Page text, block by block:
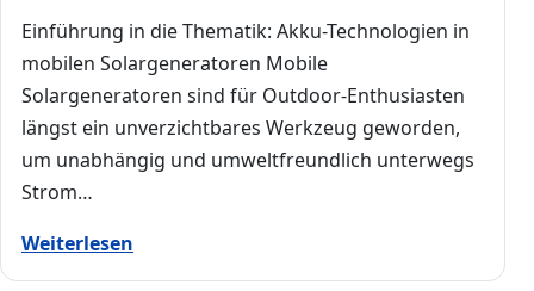
Einführung in die Thematik: Akku-Technologien in
mobilen Solargeneratoren Mobile
Solargeneratoren sind für Outdoor-Enthusiasten
längst ein unverzichtbares Werkzeug geworden,
um unabhängig und umweltfreundlich unterwegs
Strom…
Weiterlesen